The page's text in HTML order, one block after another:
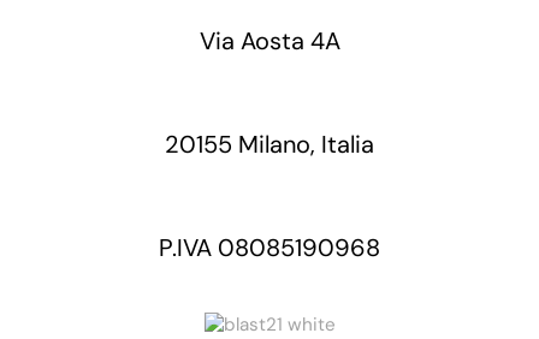
Via Aosta 4A
20155 Milano, Italia
P.IVA 08085190968